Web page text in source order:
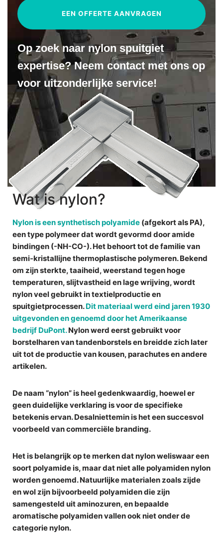
EEN OFFERTE AANVRAGEN
Op zoek naar nylon spuitgiet
expertise? Neem contact met ons op
voor uitzonderlijke service!
Wat is nylon?
Nylon is een synthetischpolyamide (afgekort als PA),
een type polymeer dat wordt gevormd dooramide
bindingen (-NH-CO-). Het behoort tot de familie van
semi-kristallijne thermoplastische polymeren. Bekend
om zijn sterkte, taaiheid, weerstand tegen hoge
temperaturen, slijtvastheid en lage wrijving, wordt
nylon veel gebruikt in textielproductie en
spuitgietprocessen.Dit materiaal werd eind jaren 1930
uitgevonden en genoemd door het Amerikaanse
bedrijf DuPont.Nylon werd eerst gebruikt voor
borstelharen van tandenborstels en breidde zich later
uit tot de productie van kousen, parachutes en andere
artikelen.
De naam “nylon” is heel gedenkwaardig, hoewel er
geen duidelijke verklaring is voor de specifieke
betekenis ervan. Desalniettemin is het een succesvol
voorbeeld van commerciële branding.
Het is belangrijk op te merken dat nylon weliswaar een
soort polyamide is, maar dat niet alle polyamiden nylon
worden genoemd. Natuurlijke materialen zoals zijde
en wol zijn bijvoorbeeld polyamiden die zijn
samengesteld uit aminozuren, en bepaalde
aromatische polyamiden vallen ook niet onder de
categorie nylon.